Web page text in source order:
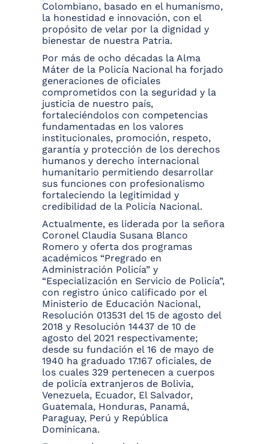
Colombiano, basado en el humanismo,
la honestidad e innovación, con el
propósito de velar por la dignidad y
bienestar de nuestra Patria.
Por más de ocho décadas la Alma
Máter de la Policía Nacional ha forjado
generaciones de oficiales
comprometidos con la seguridad y la
justicia de nuestro país,
fortaleciéndolos con competencias
fundamentadas en los valores
institucionales, promoción, respeto,
garantía y protección de los derechos
humanos y derecho internacional
humanitario permitiendo desarrollar
sus funciones con profesionalismo
fortaleciendo la legitimidad y
credibilidad de la Policía Nacional.
Actualmente, es liderada por la señora
Coronel Claudia Susana Blanco
Romero y oferta dos programas
académicos “Pregrado en
Administración Policía” y
“Especialización en Servicio de Policía”,
con registro único calificado por el
Ministerio de Educación Nacional,
Resolución 013531 del 15 de agosto del
2018 y Resolución 14437 de 10 de
agosto del 2021 respectivamente;
desde su fundación el 16 de mayo de
1940 ha graduado 17.167 oficiales, de
los cuales 329 pertenecen a cuerpos
de policía extranjeros de Bolivia,
Venezuela, Ecuador, El Salvador,
Guatemala, Honduras, Panamá,
Paraguay, Perú y República
Dominicana.